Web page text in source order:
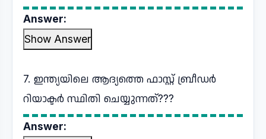
Answer:
Show Answer
7. ഇന്ത്യയിലെ ആദ്യത്തെ ഫാസ്റ്റ് ബ്രീഡർ
റിയാക്ടർ സ്ഥിതി ചെയ്യുന്നത്???
Answer: